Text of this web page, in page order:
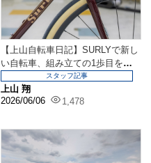
【上山自転車日記】SURLYで新し
い自転車、組み立ての1歩目を歩
み始めました！
上山 翔
2026/06/06
1,478
スタッフ記事